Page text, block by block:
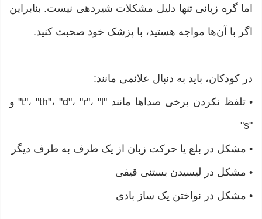
اما گره زبانی تنها دلیل مشکلات شیردهی نیست. بنابراین
اگر با آن‌ها مواجه هستید، با پزشک خود صحبت کنید.
در کودکان، باید به دنبال علائمی مانند:
• تلفظ نکردن برخی صداها مانند "t"، "th"، "d"، "r"، "l" و
"s"
• مشکل در بلع یا حرکت زبان از یک طرف به طرف دیگر
• مشکل در لیسیدن بستنی قیفی
• مشکل در نواختن یک ساز بادی